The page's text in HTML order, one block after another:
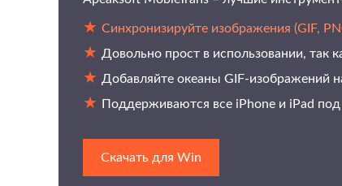
Синхронизируйте изображения (GIF,
Довольно прост в использовании, так
Добавляйте океаны GIF-изображений
Поддерживаются все iPhone и iPad
Скачать для Win